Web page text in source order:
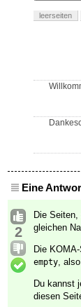
leerseiten
Eine
2
Die
gleichen
Die
empty,
Du kannst
diesen